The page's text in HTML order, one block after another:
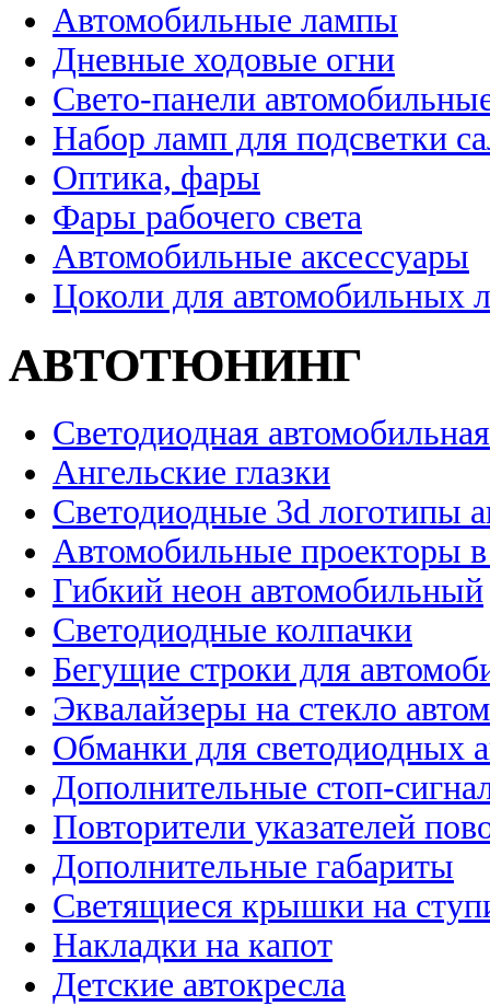
Автомобильные лампы
Дневные ходовые огни
Свето-панели
Набор ламп для подсветки
Оптика, фары
Фары рабочего света
Автомобильные аксессуары
Цоколи для автомобильных
АВТОТЮНИНГ
Светодиодная
Ангельские глазки
Светодиодные 3d логотипы
Автомобильные проекторы
Гибкий неон автомобильный
Светодиодные колпачки
Бегущие строки для
Эквалайзеры на стекло
Обманки для светодиодных
Дополнительные стоп-
Повторители указателей
Дополнительные габариты
Светящиеся крышки на
Накладки на капот
Детские автокресла